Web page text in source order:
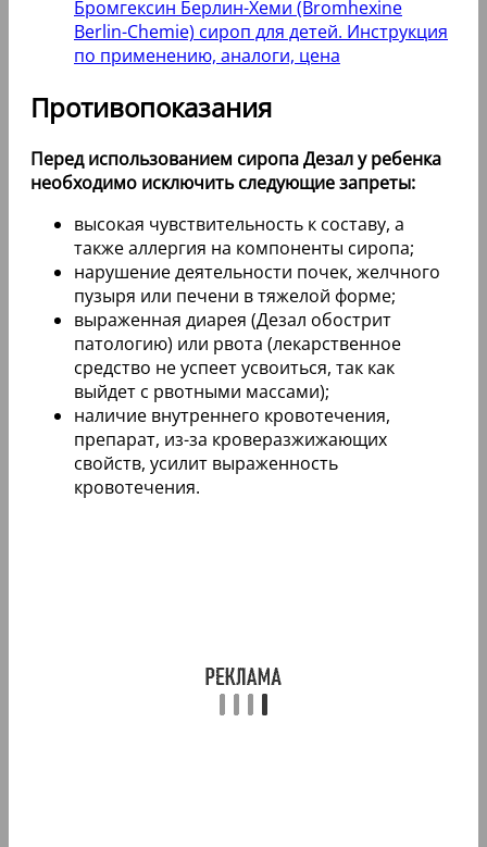
Бромгексин Берлин-Хеми (Bromhexine
Berlin-Chemie) сироп для детей. Инструкция
по применению, аналоги, цена
Противопоказания
Перед использованием сиропа Дезал у ребенка
необходимо исключить следующие запреты:
высокая чувствительность к составу, а
также аллергия на компоненты сиропа;
нарушение деятельности почек, желчного
пузыря или печени в тяжелой форме;
выраженная диарея (Дезал обострит
патологию) или рвота (лекарственное
средство не успеет усвоиться, так как
выйдет с рвотными массами);
наличие внутреннего кровотечения,
препарат, из-за кроверазжижающих
свойств, усилит выраженность
кровотечения.